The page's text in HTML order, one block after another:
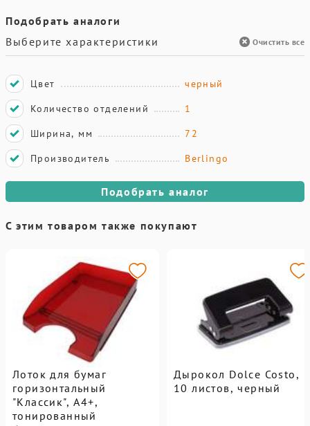
Подобрать аналоги
Выберите характеристики
Очистить все
Цвет
черный
Количество отделений
1
Ширина, мм
72
Производитель
Berlingo
Подобрать аналог
С этим товаром также покупают
Лоток для бумаг
горизонтальный
"Классик", А4+,
тонированный
Дырокол Dolce Costo,
10 листов, черный